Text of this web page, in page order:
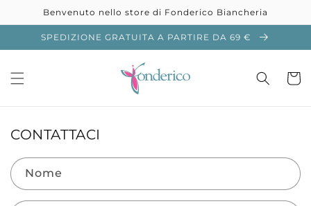
direttamente
ai contenuti
Benvenuto nello store di Fonderico Biancheria
SPEDIZIONE GRATUITA A PARTIRE DA 69 €
CONTATTACI
Nome